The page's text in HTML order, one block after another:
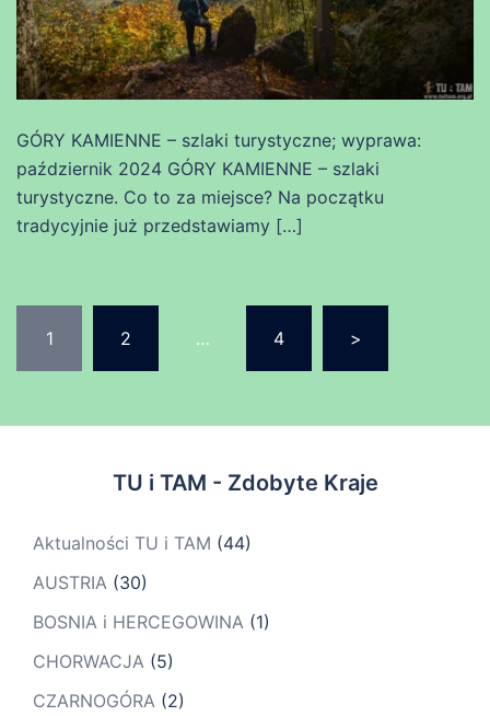
GÓRY KAMIENNE – szlaki turystyczne; wyprawa:
październik 2024 GÓRY KAMIENNE – szlaki
turystyczne. Co to za miejsce? Na początku
tradycyjnie już przedstawiamy […]
wpisów
1 2 … 4 >
TU i TAM - Zdobyte Kraje
Aktualności TU i TAM (44)
AUSTRIA (30)
BOSNIA i HERCEGOWINA (1)
CHORWACJA (5)
CZARNOGÓRA (2)